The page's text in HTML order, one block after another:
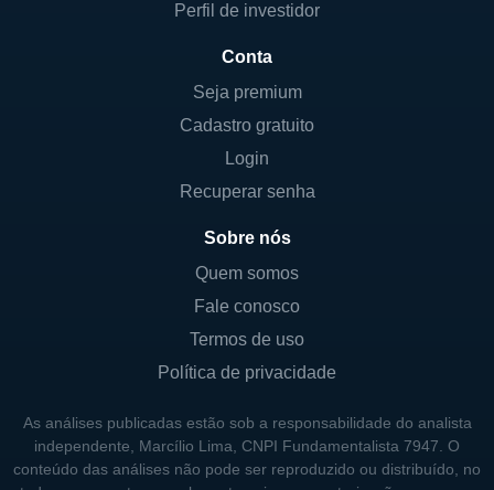
Perfil de investidor
Conta
Seja premium
Cadastro gratuito
Login
Recuperar senha
Sobre nós
Quem somos
Fale conosco
Termos de uso
Política de privacidade
As análises publicadas estão sob a responsabilidade do analista
independente, Marcílio Lima, CNPI Fundamentalista 7947. O
conteúdo das análises não pode ser reproduzido ou distribuído, no